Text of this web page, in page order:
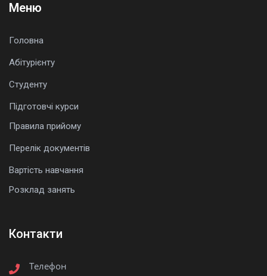
Меню
Головна
Абітурієнту
Студенту
Підготовчі курси
Правила прийому
Перелік документів
Вартість навчання
Розклад занять
Контакти
Телефон